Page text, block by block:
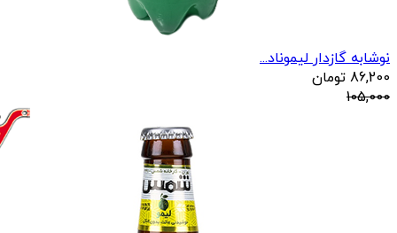
نوشابه گازدار لیموناد...
86,200 تومان
105,000